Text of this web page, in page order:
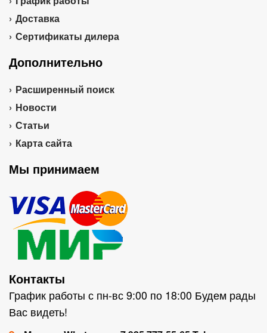
Доставка
Сертификаты дилера
Дополнительно
Расширенный поиск
Новости
Статьи
Карта сайта
Мы принимаем
Контакты
График работы с пн-вс 9:00 по 18:00 Будем рады
Вас видеть!